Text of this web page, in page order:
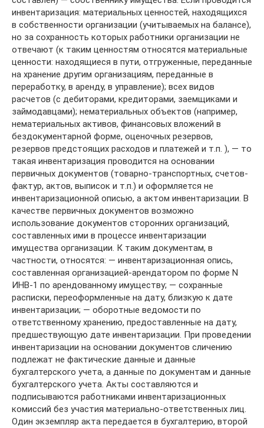
инвентаризация: материальных ценностей, находящихся
в собственности организации (учитываемых на балансе),
но за сохранность которых работники организации не
отвечают (к таким ценностям относятся материальные
ценности: находящиеся в пути, отгруженные, переданные
на хранение другим организациям, переданные в
переработку, в аренду, в управление); всех видов
расчетов (с дебиторами, кредиторами, заемщиками и
займодавцами); нематериальных объектов (например,
нематериальных активов, финансовых вложений в
бездокументарной форме, оценочных резервов,
резервов предстоящих расходов и платежей и т.п. ), — то
такая инвентаризация проводится на основании
первичных документов (товарно-транспортных, счетов-
фактур, актов, выписок и т.п.) и оформляется не
инвентаризационной описью, а актом инвентаризации. В
качестве первичных документов возможно
использование документов сторонних организаций,
составленных ими в процессе инвентаризации
имущества организации. К таким документам, в
частности, относятся: — инвентаризационная опись,
составленная организацией-арендатором по форме N
ИНВ-1 по арендованному имуществу; — сохранные
расписки, переоформленные на дату, близкую к дате
инвентаризации; — оборотные ведомости по
ответственному хранению, предоставленные на дату,
предшествующую дате инвентаризации. При проведении
инвентаризации на основании документов сличению
подлежат не фактические данные и данные
бухгалтерского учета, а данные по документам и данные
бухгалтерского учета. Акты составляются и
подписываются работниками инвентаризационных
комиссий без участия материально-ответственных лиц.
Один экземпляр акта передается в бухгалтерию, второй